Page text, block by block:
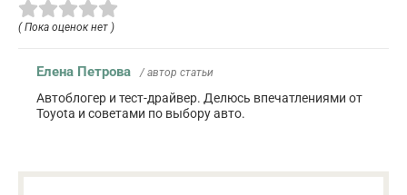
( Пока оценок нет )
Елена Петрова / автор статьи
Автоблогер и тест-драйвер. Делюсь впечатлениями от
Toyota и советами по выбору авто.